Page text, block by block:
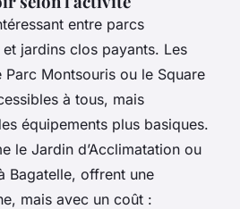
entre parcs
jardins clos payants. Les
Montsouris ou le Square
à tous, mais
équipements plus basiques.
le Jardin d’Acclimatation ou
Bagatelle, offrent une
mais avec un coût :